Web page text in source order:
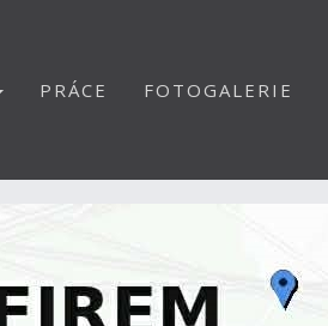
PRÁCE FOTOGALERIE